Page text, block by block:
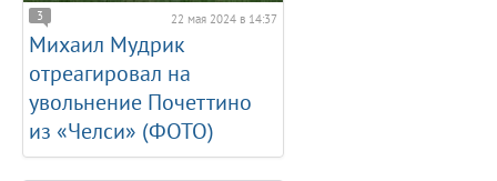
3 22 мая 2024 в 14:37
Михаил Мудрик
отреагировал на
увольнение Почеттино
из «Челси» (ФОТО)